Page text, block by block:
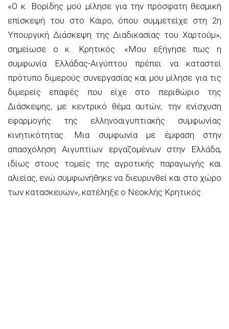
«Ο κ. Βορίδης μού μίλησε για την πρόσφατη θεσμική
επίσκεψή του στο Κάιρο, όπου συμμετείχε στη 2η
Υπουργική Διάσκεψη της Διαδικασίας του Χαρτούμ»,
σημείωσε ο κ. Κρητικός. «Μου εξήγησε πως η
συμφωνία Ελλάδας-Αιγύπτου πρέπει να καταστεί
πρότυπο διμερούς συνεργασίας και μου μίλησε για τις
διμερείς επαφές που είχε στο περιθώριο της
Διάσκεψης, με κεντρικό θέμα αυτών, την ενίσχυση
εφαρμογής της ελληνοαιγυπτιακής συμφωνίας
κινητικότητας. Μια συμφωνία με έμφαση στην
απασχόληση Αιγυπτίων εργαζομένων στην Ελλάδα,
ιδίως στους τομείς της αγροτικής παραγωγής και
αλιείας, ενώ συμφωνήθηκε να διευρυνθεί και στο χώρο
των κατασκευών», κατέληξε ο Νεοκλής Κρητικός.